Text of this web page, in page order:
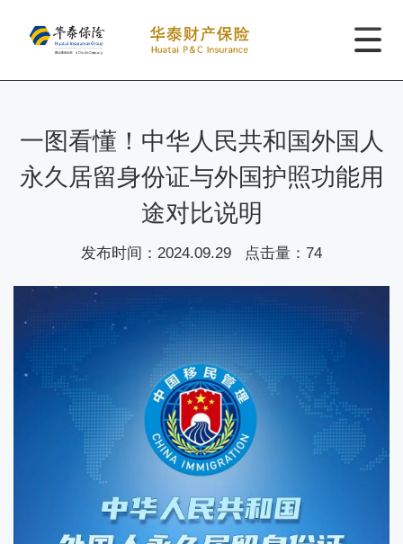
一图看懂！中华人民共和国外国人
永久居留身份证与外国护照功能用
途对比说明
发布时间： 2024.09.29 点击量： 74